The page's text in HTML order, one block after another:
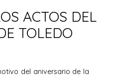
ACTOS DEL
TOLEDO
del aniversario de la